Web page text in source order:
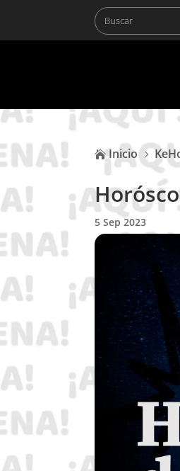
 Inicio 5
5 Sep 2023